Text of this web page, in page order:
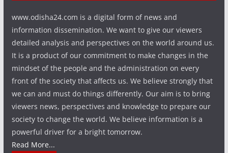
www.odisha24.com is a digital form of news and
information dissemination. We want to give our viewers
detailed analysis and perspectives on the world around us.
It is a product of our commitment to make changes in the
mindset of the people and the administration on every
front of the society that affects us. We believe strongly that
we can and must do things differently. Our aim is to bring
viewers news, perspectives and knowledge to prepare our
society to change the world. We believe information is a
powerful driver for a bright tomorrow.
Read More...